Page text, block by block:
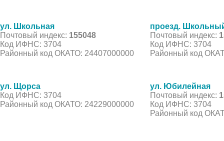
ул. Школьная
Почтовый индекс: 155048
Код ИФНС: 3704
Районный код ОКАТО: 24407000000
проезд.
Почтовый индекс:
Код ИФНС: 3704
Районный код
ул. Щорса
Код ИФНС: 3704
Районный код ОКАТО: 24229000000
ул. Юбилейная
Почтовый индекс:
Код ИФНС: 3704
Районный код